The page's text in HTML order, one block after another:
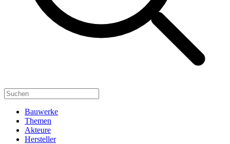
Bauwerke
Themen
Akteure
Hersteller